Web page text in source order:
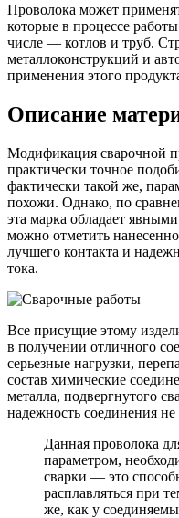
Проволока может
которые в процессе
числе — котлов и труб.
металлоконструкций и
применения этого
Описание
Модификация сварочной
практически точное
фактически такой же,
похожи. Однако, по
эта марка обладает
можно отметить
лучшего контакта и
тока.
Все присущие этому
в получении отличного
серьезные нагрузки,
состав химические
металла, подвергнутого
надежность соединения
Данная проволока
параметром,
сварки — это
расплавляться при
же, как у